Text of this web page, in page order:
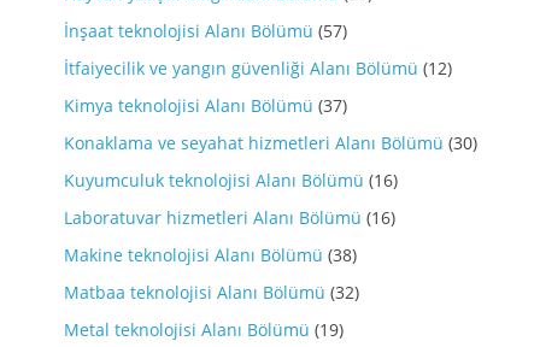
İnşaat teknolojisi Alanı Bölümü (57)
İtfaiyecilik ve yangın güvenliği Alanı Bölümü (12)
Kimya teknolojisi Alanı Bölümü (37)
Konaklama ve seyahat hizmetleri Alanı Bölümü (30)
Kuyumculuk teknolojisi Alanı Bölümü (16)
Laboratuvar hizmetleri Alanı Bölümü (16)
Makine teknolojisi Alanı Bölümü (38)
Matbaa teknolojisi Alanı Bölümü (32)
Metal teknolojisi Alanı Bölümü (19)